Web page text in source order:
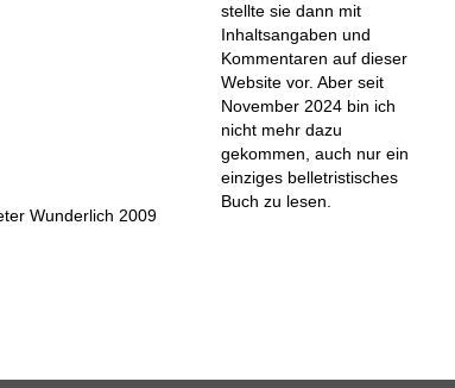
Wunderlich 2009
stellte sie dann mit
Inhaltsangaben und
Kommentaren auf dieser
Website vor. Aber seit
November 2024 bin ich
nicht mehr dazu
gekommen, auch nur ein
einziges belletristisches
Buch zu lesen.